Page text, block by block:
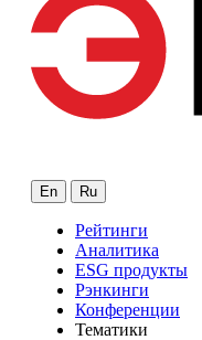
En Ru
Рейтинги
Аналитика
ESG продукты
Рэнкинги
Конференции
Тематики